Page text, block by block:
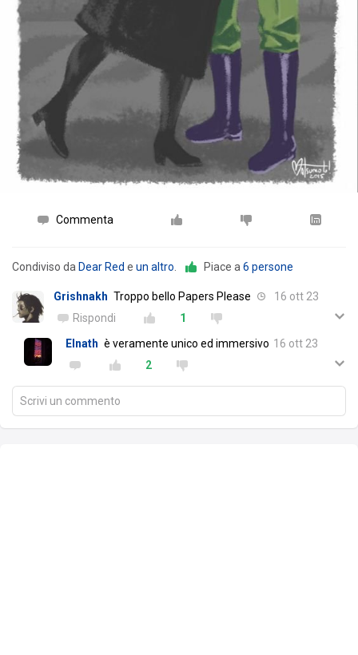
Commenta
Condiviso da Dear Red e un altro Piace a 6 persone
Grishnakh Troppo bello Papers Please
16 ott 23
Rispondi
1
Elnath è veramente unico ed immersivo 16 ott 23
2
Scrivi un commento